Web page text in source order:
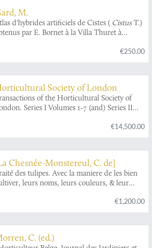
M.
d'hybrides artificiels de Cistes ( CistusT.)
par E. Bornet à la Villa Thuret à
horse texte, d'après les photographies
E. Bornet et les aquarelles de Riocreux,
€250.00
Society of London
of the Horticultural Society of
Series I Volumes 1-7 (and) Series II
Loder set, with all plates published].€14,500.00
Chesnée-Monstereul, C. de]
des tulipes. Avec la maniere de les bien
leurs noms, leurs couleurs, & leur
€1,200.00
C. (ed.)